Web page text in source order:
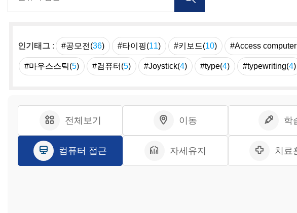
인기태그 : #공모전(36) #타이핑(11) #키보드(10) #Access
#마우스스틱(5) #컴퓨터(5) #Joystick(4) #type(4) #typewriting(4)
전체보기 이동 학
컴퓨터 접근 자세유지 치료